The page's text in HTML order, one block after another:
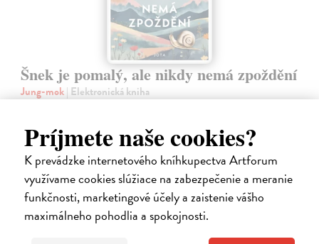
Príjmete naše cookies?
K prevádzke internetového kníhkupectva Artforum
využívame cookies slúžiace na zabezpečenie a meranie
funkčnosti, marketingové účely a zaistenie vášho
maximálneho pohodlia a spokojnosti.
Šnek je pomalý, ale nikdy nemá zpoždění
Jung-mok| Elektronická kniha
pomalu, nikdy nedorazí na konec cesty? Už jste ho někdy chtěli
popadnout…
Na stiahnutie akoEPUBaMOBI
11,13 €